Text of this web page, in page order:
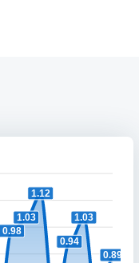
0.98
1.03
1.12
0.94
1.03
0.89